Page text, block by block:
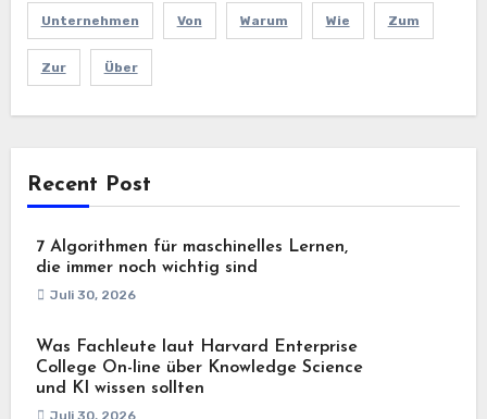
Unternehmen Von Warum Wie Zum
Zur Über
Recent Post
7 Algorithmen für maschinelles Lernen,
die immer noch wichtig sind
Juli 30, 2026
Was Fachleute laut Harvard Enterprise
College On-line über Knowledge Science
und KI wissen sollten